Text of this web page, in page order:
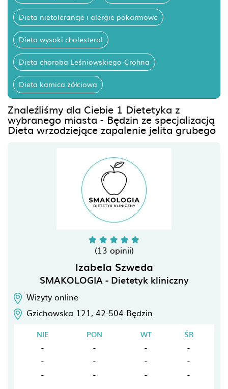
Dieta nietolerancje i alergie pokarmowe
Dieta wysoki cholesterol
Dieta choroba Leśniowskiego-Crohna
Dieta kamica żółciowa
Znaleźliśmy dla Ciebie 1 Dietetyka z
wybranego miasta - Będzin ze specjalizacją
Dieta wrzodziejące zapalenie jelita grubego
(13 opinii)
Izabela Szweda
SMAKOLOGIA - Dietetyk kliniczny
Wizyty online
Gzichowska 121, 42-504 Będzin
NIE PON WT
ŚR
-
- -
-
-
- -
-
-
- -
-